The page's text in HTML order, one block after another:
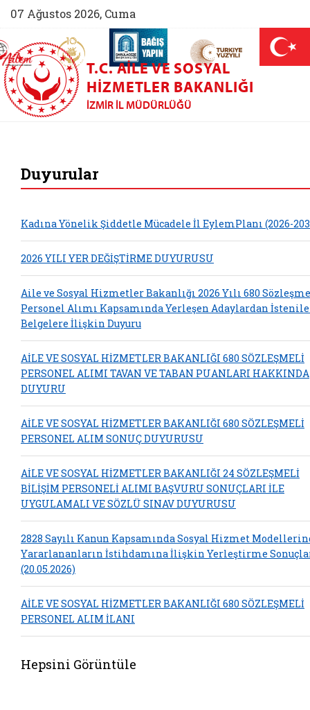
07 Ağustos 2026, Cuma
(yeni sekmede açılır)
AİLEM İletişim Merkezi (yeni sekmede açılır)
Aile ve Nüfus On Yılı (yeni sekmede açılır)
Darülaceze bağış sayfası (yeni
T.C. AILE VE SOSYAL
HIZMETLER BAKANLIĞI
İZMIR İL MÜDÜRLÜĞÜ
Duyurular
Kadına Yönelik Şiddetle Mücadele İl EylemPlanı (2026-
2026 YILI YER DEĞİŞTİRME DUYURUSU
Aile ve Sosyal Hizmetler Bakanlığı 2026 Yılı 680
Personel Alımı Kapsamında Yerleşen Adaylardan
Belgelere İlişkin Duyuru
AİLE VE SOSYAL HİZMETLER BAKANLIĞI 680 SÖZLEŞMELİ
PERSONEL ALIMI TAVAN VE TABAN PUANLARI HAKKINDA
DUYURU
AİLE VE SOSYAL HİZMETLER BAKANLIĞI 680 SÖZLEŞMELİ
PERSONEL ALIM SONUÇ DUYURUSU
AİLE VE SOSYAL HİZMETLER BAKANLIĞI 24 SÖZLEŞMELİ
BİLİŞİM PERSONELİ ALIMI BAŞVURU SONUÇLARI İLE
UYGULAMALI VE SÖZLÜ SINAV DUYURUSU
2828 Sayılı Kanun Kapsamında Sosyal Hizmet
Yararlananların İstihdamına İlişkin Yerleştirme
(20.05.2026)
AİLE VE SOSYAL HİZMETLER BAKANLIĞI 680 SÖZLEŞMELİ
PERSONEL ALIM İLANI
Hepsini Görüntüle